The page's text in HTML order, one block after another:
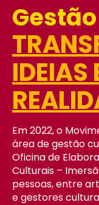
IDEIAS
Em 2022, o
área de gestão
Oficina de
Culturais –
pessoas, entre
e gestores